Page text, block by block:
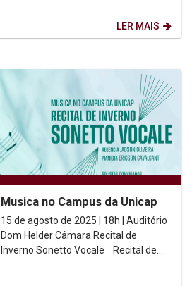
Arquidiocesano de Nossa Senhora
de...
LER MAIS
Musica no Campus da Unicap
15 de agosto de 2025 | 18h | Auditório
Dom Helder Câmara Recital de
Inverno Sonetto Vocale Recital de